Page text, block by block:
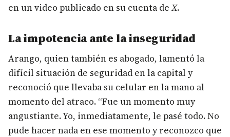
en un video publicado en su cuenta deX.
La impotencia ante la inseguridad
Arango, quien también es abogado, lamentó la
difícil situación de seguridad en la capital y
reconoció que llevaba su celular en la mano al
momento del atraco. “Fue un momento muy
angustiante. Yo, inmediatamente, le pasé todo. No
pude hacer nada en ese momento y reconozco que